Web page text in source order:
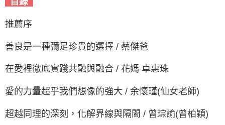
推薦序
善良是一種彌足珍貴的選擇 / 蔡傑爸
在愛裡徹底實踐共融與融合 / 花媽 卓惠珠
愛的力量超乎我們想像的強大 / 余懷瑾(仙女老師)
超越同理的深刻，化解界線與隔閡 / 曾琮諭(曾柏穎)